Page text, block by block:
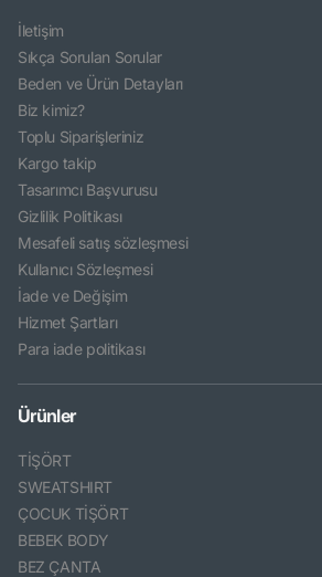
İletişim
Sıkça Sorulan Sorular
Beden ve Ürün Detayları
Biz kimiz?
Toplu Siparişleriniz
Kargo takip
Tasarımcı Başvurusu
Gizlilik Politikası
Mesafeli satış sözleşmesi
Kullanıcı Sözleşmesi
İade ve Değişim
Hizmet Şartları
Para iade politikası
Ürünler
TİŞÖRT
SWEATSHIRT
ÇOCUK TİŞÖRT
BEBEK BODY
BEZ ÇANTA